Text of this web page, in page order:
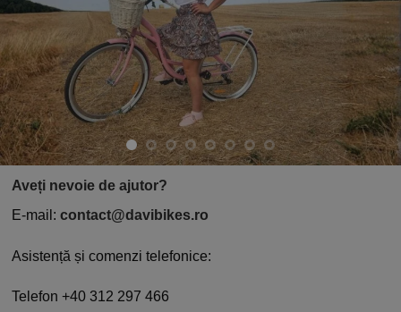
Aveți nevoie de ajutor?
E-mail: contact@davibikes.ro
Asistență și comenzi telefonice:
Telefon +40 312 297 466